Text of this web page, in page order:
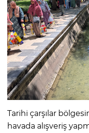
Tarihi çarşılar
havada alışveriş